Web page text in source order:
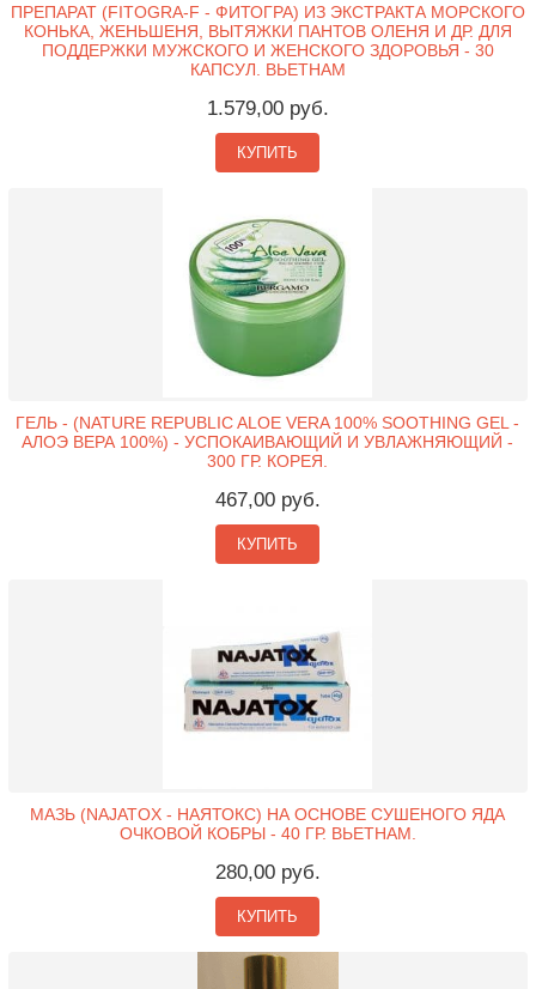
ПРЕПАРАТ (FITOGRA-F - ФИТОГРА) ИЗ ЭКСТРАКТА МОРСКОГО
КОНЬКА, ЖЕНЬШЕНЯ, ВЫТЯЖКИ ПАНТОВ ОЛЕНЯ И ДР. ДЛЯ
ПОДДЕРЖКИ МУЖСКОГО И ЖЕНСКОГО ЗДОРОВЬЯ - 30
КАПСУЛ. ВЬЕТНАМ
1.579,00 руб.
КУПИТЬ
ГЕЛЬ - (NATURE REPUBLIC ALOE VERA 100% SOOTHING GEL -
АЛОЭ ВЕРА 100%) - УСПОКАИВАЮЩИЙ И УВЛАЖНЯЮЩИЙ -
300 ГР. КОРЕЯ.
467,00 руб.
КУПИТЬ
МАЗЬ (NAJATOX - НАЯТОКС) НА ОСНОВЕ СУШЕНОГО ЯДА
ОЧКОВОЙ КОБРЫ - 40 ГР. ВЬЕТНАМ.
280,00 руб.
КУПИТЬ